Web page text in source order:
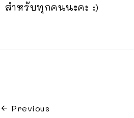
สำหรับทุกคนนะคะ :)
Previous